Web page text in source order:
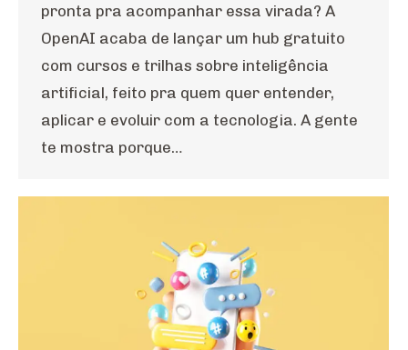
pronta pra acompanhar essa virada? A
OpenAI acaba de lançar um hub gratuito
com cursos e trilhas sobre inteligência
artificial, feito pra quem quer entender,
aplicar e evoluir com a tecnologia. A gente
te mostra porque…